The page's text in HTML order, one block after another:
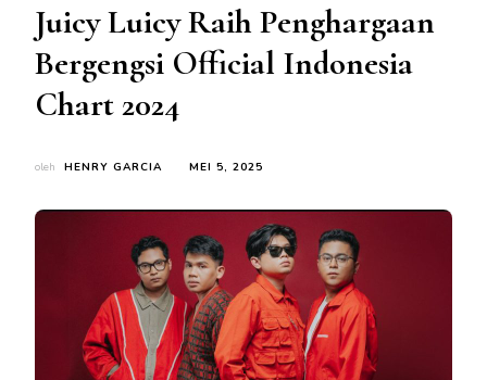
Juicy Luicy Raih Penghargaan
Bergengsi Official Indonesia
Chart 2024
oleh HENRY GARCIA MEI 5, 2025